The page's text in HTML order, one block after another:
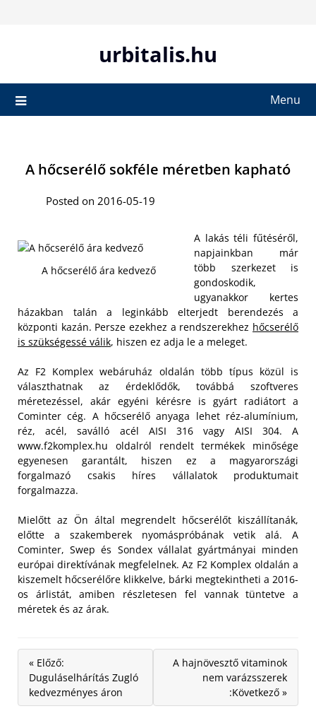
urbitalis.hu
Menu
A hőcserélő sokféle méretben kapható
Posted on 2016-05-19
A hőcserélő ára kedvező
A lakás téli fűtéséről,
napjainkban már
több szerkezet is
gondoskodik,
ugyanakkor kertes
házakban talán a leginkább elterjedt berendezés a
központi kazán. Persze ezekhez a rendszerekhez hőcserélő
is szükségessé válik, hiszen ez adja le a meleget.
Az F2 Komplex webáruház oldalán több típus közül is
választhatnak az érdeklődők, továbbá szoftveres
méretezéssel, akár egyéni kérésre is gyárt radiátort a
Cominter cég. A hőcserélő anyaga lehet réz-alumínium,
réz, acél, saválló acél AISI 316 vagy AISI 304. A
www.f2komplex.hu oldalról rendelt termékek minősége
egyenesen garantált, hiszen ez a magyarországi
forgalmazó csakis híres vállalatok produktumait
forgalmazza.
Mielőtt az Ön által megrendelt hőcserélőt kiszállítanák,
előtte a szakemberek nyomáspróbának vetik alá. A
Cominter, Swep és Sondex vállalat gyártmányai minden
európai direktívának megfelelnek. Az F2 Komplex oldalán a
kiszemelt hőcserélőre klikkelve, bárki megtekintheti a 2016-
os árlistát, amiben részletesen fel vannak tüntetve a
méretek és az árak.
« Előző:
Duguláselhárítás Zugló
kedvezményes áron
A hajnövesztő vitaminok
nem varázsszerek
:Következő »